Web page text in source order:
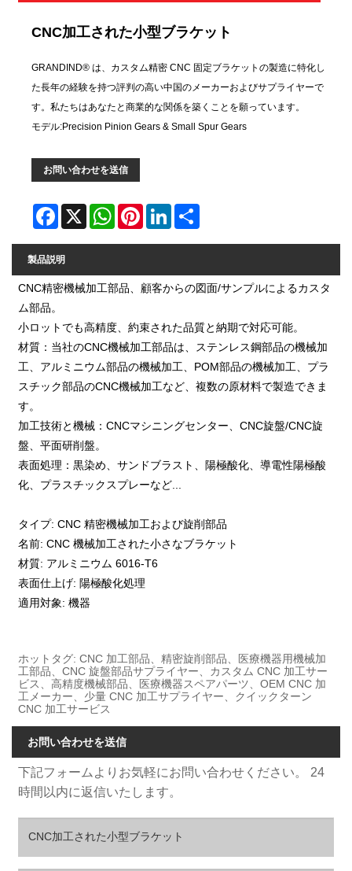
CNC加工された小型ブラケット
GRANDIND® は、カスタム精密 CNC 固定ブラケットの製造に特化し
た長年の経験を持つ評判の高い中国のメーカーおよびサプライヤーで
す。私たちはあなたと商業的な関係を築くことを願っています。
モデル:Precision Pinion Gears & Small Spur Gears
お問い合わせを送信
Facebook WhatsAppPinterestLinkedIn
製品説明
CNC精密機械加工部品、顧客からの図面/サンプルによるカスタ
ム部品。
小ロットでも高精度、約束された品質と納期で対応可能。
材質：当社のCNC機械加工部品は、ステンレス鋼部品の機械加
工、アルミニウム部品の機械加工、POM部品の機械加工、プラ
スチック部品のCNC機械加工など、複数の原材料で製造できま
す。
加工技術と機械：CNCマシニングセンター、CNC旋盤/CNC旋
盤、平面研削盤。
表面処理：黒染め、サンドブラスト、陽極酸化、導電性陽極酸
化、プラスチックスプレーなど...
タイプ: CNC 精密機械加工および旋削部品
名前: CNC 機械加工された小さなブラケット
材質: アルミニウム 6016-T6
表面仕上げ: 陽極酸化処理
適用対象: 機器
ホットタグ: CNC 加工部品、精密旋削部品、医療機器用機械加
工部品、CNC 旋盤部品サプライヤー、カスタム CNC 加工サー
ビス、高精度機械部品、医療機器スペアパーツ、OEM CNC 加
工メーカー、少量 CNC 加工サプライヤー、クイックターン
CNC 加工サービス
お問い合わせを送信
下記フォームよりお気軽にお問い合わせください。 24
時間以内に返信いたします。